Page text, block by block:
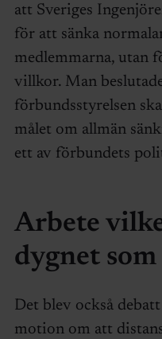
att Sveriges
för att sänka
medlemmarna, utan
villkor. Man
förbundsstyrelsen
målet om allmän
ett av förbundets
Arbete
dygnet
Det blev också
motion om att